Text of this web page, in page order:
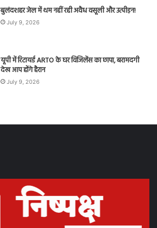
बुलंदशहर जेल में थम नहीं रही अवैध वसूली और उत्पीड़न!
July 9, 2026
यूपी में रिटायर्ड ARTO के घर विजिलेंस का छापा, बरामदगी
देख आप होंगे हैरान
July 9, 2026